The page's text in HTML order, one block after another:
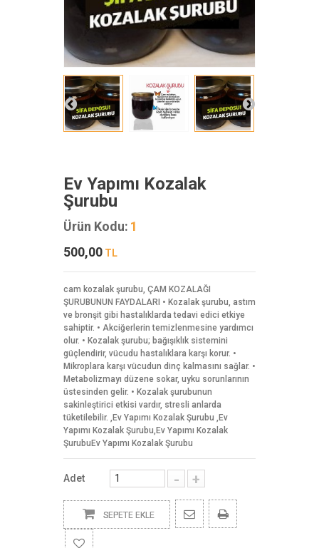
Ev Yapımı Kozalak
Şurubu
Ürün Kodu: 1
500,00 TL
cam kozalak şurubu, ÇAM KOZALAĞI
ŞURUBUNUN FAYDALARI • Kozalak şurubu, astım
ve bronşit gibi hastalıklarda tedavi edici etkiye
sahiptir. • Akciğerlerin temizlenmesine yardımcı
olur. • Kozalak şurubu; bağışıklık sistemini
güçlendirir, vücudu hastalıklara karşı korur. •
Mikroplara karşı vücudun dinç kalmasını sağlar. •
Metabolizmayı düzene sokar, uyku sorunlarının
üstesinden gelir. • Kozalak şurubunun
sakinleştirici etkisi vardır, stresli anlarda
tüketilebilir. ,Ev Yapımı Kozalak Şurubu ,Ev
Yapımı Kozalak Şurubu,Ev Yapımı Kozalak
ŞurubuEv Yapımı Kozalak Şurubu
Adet - +
SEPETE EKLE